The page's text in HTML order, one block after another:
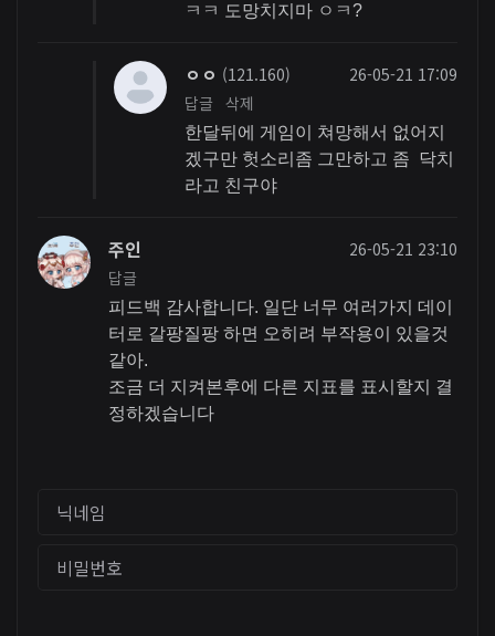
ㅋㅋ 도망치지마 ㅇㅋ?
ㅇㅇ (121.160)
26-05-21 17:09
답글 삭제
한달뒤에 게임이 쳐망해서 없어지
겠구만 헛소리좀 그만하고 좀 닥치
라고 친구야
주인
26-05-21 23:10
답글
피드백 감사합니다. 일단 너무 여러가지 데이
터로 갈팡질팡 하면 오히려 부작용이 있을것
같아.
조금 더 지켜본후에 다른 지표를 표시할지 결
정하겠습니다
닉네임
비밀번호